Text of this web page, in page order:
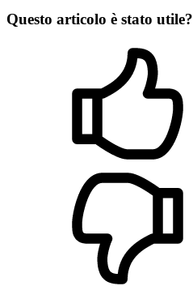
Questo articolo è stato utile?